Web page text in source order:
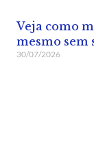
Veja como
mesmo sem
30/07/2026